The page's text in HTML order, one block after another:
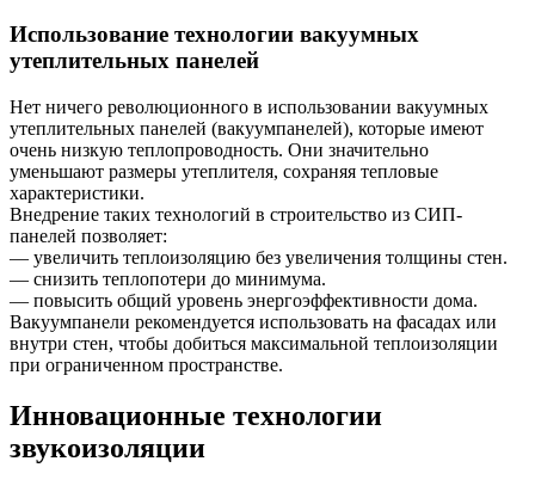
Использование технологии вакуумных
утеплительных панелей
Нет ничего революционного в использовании вакуумных
утеплительных панелей (вакуумпанелей), которые имеют
очень низкую теплопроводность. Они значительно
уменьшают размеры утеплителя, сохраняя тепловые
характеристики.
Внедрение таких технологий в строительство из СИП-
панелей позволяет:
— увеличить теплоизоляцию без увеличения толщины стен.
— снизить теплопотери до минимума.
— повысить общий уровень энергоэффективности дома.
Вакуумпанели рекомендуется использовать на фасадах или
внутри стен, чтобы добиться максимальной теплоизоляции
при ограниченном пространстве.
Инновационные технологии
звукоизоляции